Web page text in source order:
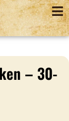
– 30-